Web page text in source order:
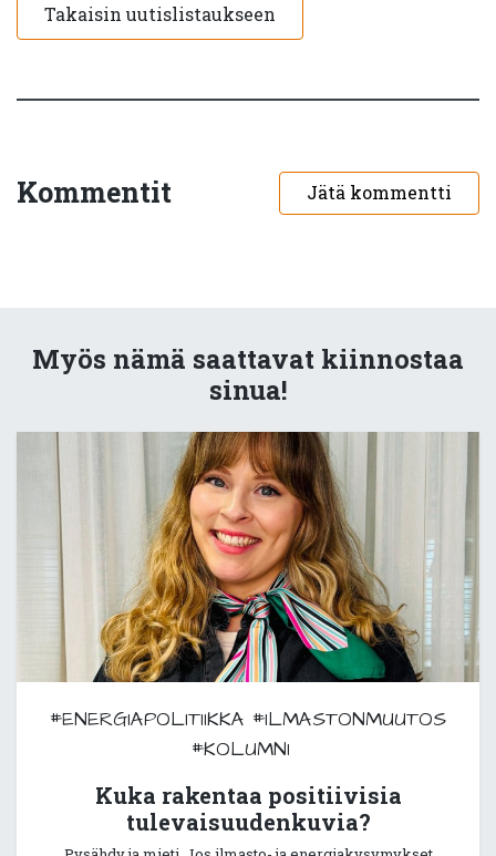
Takaisin uutislistaukseen
Kommentit Jätä kommentti
Myös nämä saattavat kiinnostaa
sinua!
#ENERGIAPOLITIIKKA #ILMASTONMUUTOS
#KOLUMNI
Kuka rakentaa positiivisia
tulevaisuudenkuvia?